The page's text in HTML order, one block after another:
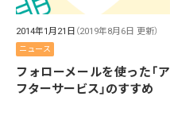
2014年1月21日 （2019年8月6日 更新）
ニュース
フォローメールを使った「ア
フターサービス」のすすめ